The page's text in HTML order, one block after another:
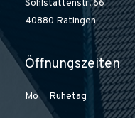
Sohlstättenstr. 66
40880 Ratingen
Öffnungszeiten
Mo Ruhetag